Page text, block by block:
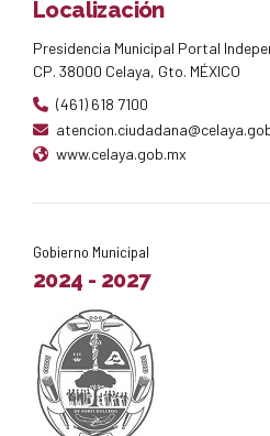
Localización
Presidencia Municipal Portal
CP. 38000 Celaya, Gto. MÉXICO
(461) 618 7100
www.celaya.gob.mx
Gobierno Municipal
2024 - 2027